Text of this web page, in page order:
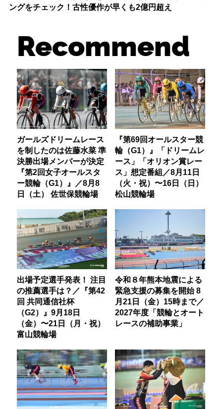
ングをチェック！古性優作が早くも2億円超え
Recommend
ガールズドリームレース
を制したのは佐藤水菜 準
決勝出場メンバーが決定
『第2回女子オールスタ
ー競輪（G1）』／8月8
日（土） 佐世保競輪場
『第69回オールスター競
輪（G1）』「ドリームレ
ース」「オリオン賞レー
ス」想定番組／8月11日
（火・祝）〜16日（日）
松山競輪場
出場予定選手発表！ 注目
の推薦選手は？／『第42
回 共同通信社杯
（G2）』9月18日
（金）〜21日（月・祝）
富山競輪場
令和８年熊本地震による
緊急支援の募集を開始 8
月21日（金）15時まで／
2027年度「競輪とオート
レースの補助事業」